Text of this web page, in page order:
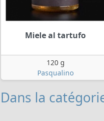
Miele al tartufo
120 g
Pasqualino
Dans la